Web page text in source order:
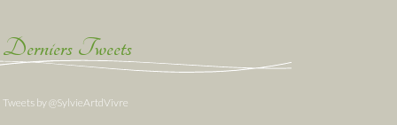
Derniers Tweets
Tweets by @SylvieArtdVivre